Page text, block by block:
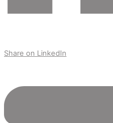
Share on LinkedIn